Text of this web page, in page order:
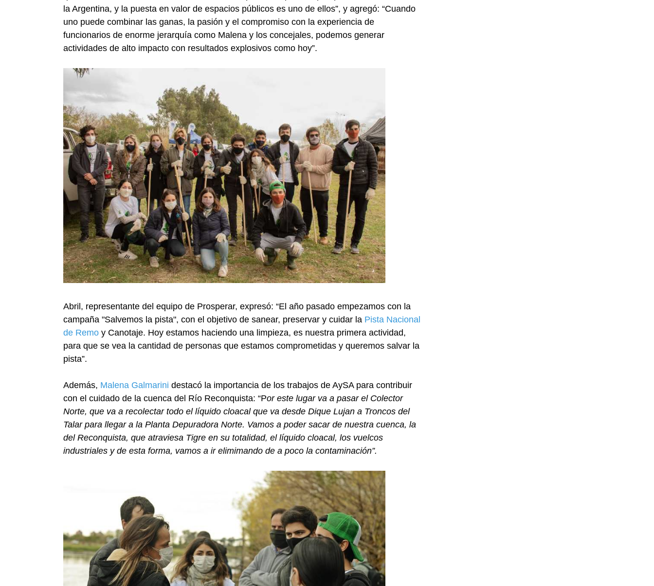
la Argentina, y la puesta en valor de espacios públicos es uno de ellos”, y agregó: “Cuando
uno puede combinar las ganas, la pasión y el compromiso con la experiencia de
funcionarios de enorme jerarquía como Malena y los concejales, podemos generar
actividades de alto impacto con resultados explosivos como hoy”.
Abril, representante del equipo de Prosperar, expresó: “El año pasado empezamos con la
campaña "Salvemos la pista", con el objetivo de sanear, preservar y cuidar la Pista Nacional
de Remo y Canotaje. Hoy estamos haciendo una limpieza, es nuestra primera actividad,
para que se vea la cantidad de personas que estamos comprometidas y queremos salvar la
pista”.
Además, Malena Galmarini destacó la importancia de los trabajos de AySA para contribuir
con el cuidado de la cuenca del Río Reconquista: “Por este lugar va a pasar el Colector
Norte, que va a recolectar todo el líquido cloacal que va desde Dique Lujan a Troncos del
Talar para llegar a la Planta Depuradora Norte. Vamos a poder sacar de nuestra cuenca, la
del Reconquista, que atraviesa Tigre en su totalidad, el líquido cloacal, los vuelcos
industriales y de esta forma, vamos a ir elimimando de a poco la contaminación”.